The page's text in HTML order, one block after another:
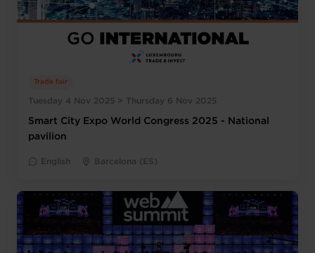
Tuesday 4 Nov 2025 > Thursday 6 Nov 2025
Trade fair
Smart City Expo World Congress 2025 - National
pavilion
English Barcelona (ES)